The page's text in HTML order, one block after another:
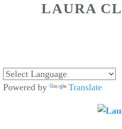
LAURA
Powered by Translate